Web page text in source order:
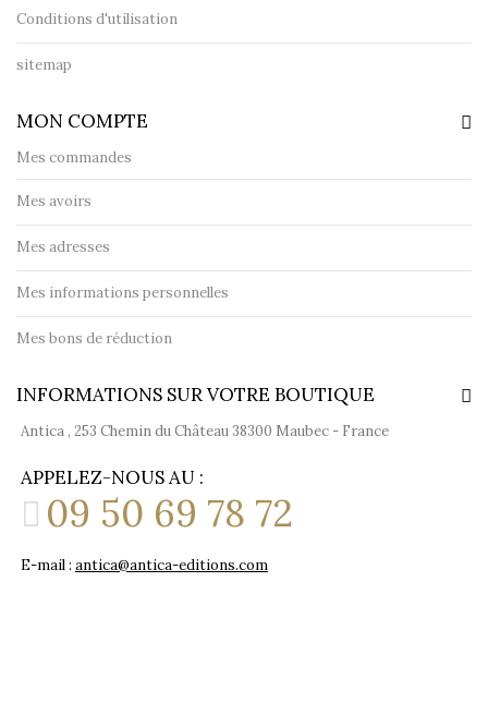
Conditions d'utilisation
sitemap
MON COMPTE
Mes commandes
Mes avoirs
Mes adresses
Mes informations personnelles
Mes bons de réduction
INFORMATIONS SUR VOTRE BOUTIQUE
Antica , 253 Chemin du Château 38300 Maubec - France
APPELEZ-NOUS AU :
09 50 69 78 72
E-mail : antica@antica-editions.com